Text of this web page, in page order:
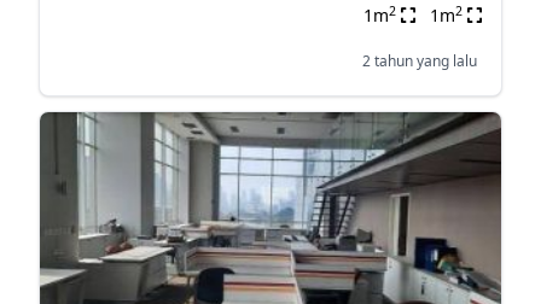
1m2 1m2
2 tahun yang lalu